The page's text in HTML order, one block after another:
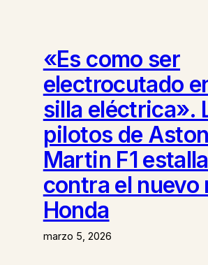
«Es como ser
electrocutado
silla eléctrica».
pilotos de Aston
Martin F1
contra el nuevo
Honda
marzo 5, 2026